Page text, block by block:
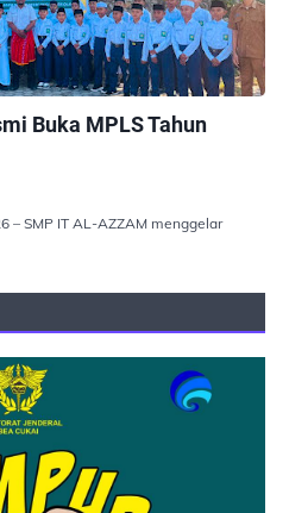
Buka MPLS Tahun
– SMP IT AL-AZZAM menggelar